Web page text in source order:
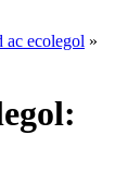
ecolegol »